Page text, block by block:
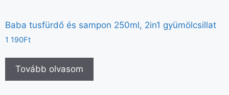
Baba tusfürdő és sampon 250ml, 2in1 gyümölcsillat
1 190Ft
Tovább olvasom